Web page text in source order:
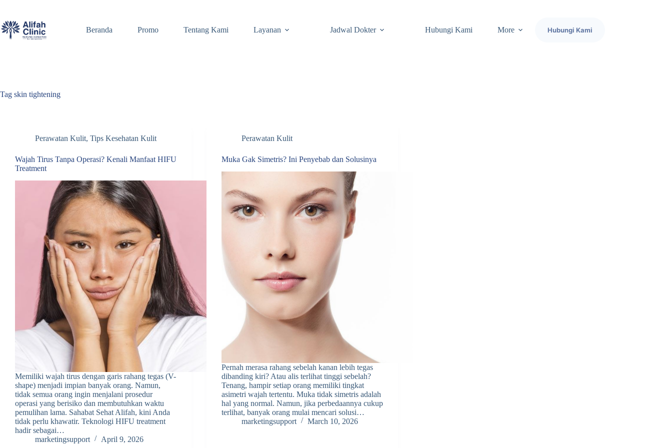
content
Beranda
Promo Tentang Kami Layanan Jadwal Dokter Hubungi Kami More Hubungi Kami
Tag skin tightening
Perawatan Kulit, Tips Kesehatan Kulit
Wajah Tirus Tanpa Operasi? Kenali Manfaat HIFU
Treatment
Memiliki wajah tirus dengan garis rahang tegas (V-
shape) menjadi impian banyak orang. Namun,
tidak semua orang ingin menjalani prosedur
operasi yang berisiko dan membutuhkan waktu
pemulihan lama. Sahabat Sehat Alifah, kini Anda
tidak perlu khawatir. Teknologi HIFU treatment
hadir sebagai…
marketingsupport
April 9, 2026
Perawatan Kulit
Muka Gak Simetris? Ini Penyebab dan Solusinya
Pernah merasa rahang sebelah kanan lebih tegas
dibanding kiri? Atau alis terlihat tinggi sebelah?
Tenang, hampir setiap orang memiliki tingkat
asimetri wajah tertentu. Muka tidak simetris adalah
hal yang normal. Namun, jika perbedaannya cukup
terlihat, banyak orang mulai mencari solusi…
marketingsupport
March 10, 2026